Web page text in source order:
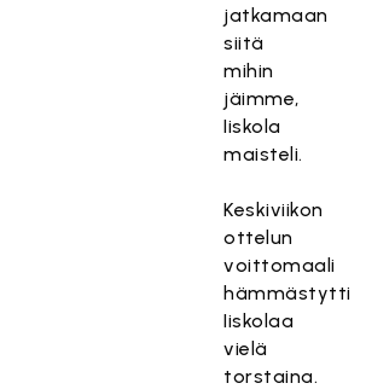
jatkamaan
siitä
mihin
jäimme,
Iiskola
maisteli.
Keskiviikon
ottelun
voittomaali
hämmästytti
Iiskolaa
vielä
torstaina.